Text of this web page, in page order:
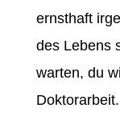
ernsthaft
des Lebens
warten, du
Doktorarbeit.